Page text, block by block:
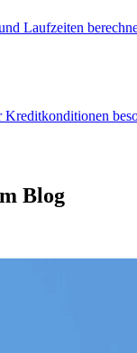
Laufzeiten
Blog